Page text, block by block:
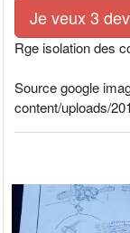
Je veux 3
Rge isolation des
Source google
content/uploads/